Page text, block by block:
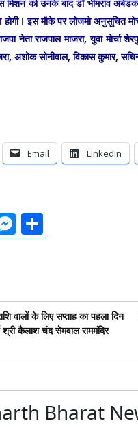
मिशन को उनके बाद डॉ भीमराव
इस मौके पर लोजमो अनुसूचित
नेता राजपाल माजरा, युवा
अशोक सोनीवाल, विकास कुमार,
Email LinkedIn
Messenger
वालों के लिए सप्ताह का पहला दिन
श्री कैलाश चंद सेमवाल राममंदिर
Bharat